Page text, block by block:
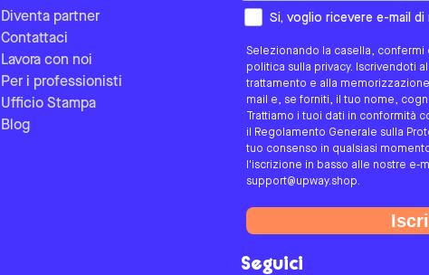
Diventa partner
Contattaci
Lavora con noi
Per i professionisti
Ufficio Stampa
Blog
Come preferisci essere
Si, voglio ricevere e-mail di
Selezionando la casella, confermi
politica sulla privacy. Iscrivendoti
trattamento e alla
mail e, se forniti, il tuo nome,
Trattiamo i tuoi dati in conformità
il Regolamento Generale sulla
tuo consenso in qualsiasi
l'iscrizione in basso alle nostre e-
support@upway.shop.
Seguici